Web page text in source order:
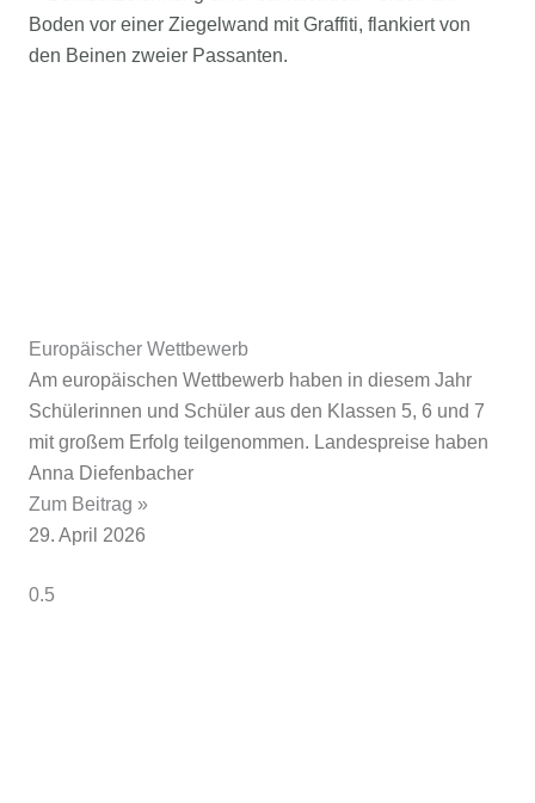
Europäischer Wettbewerb
Am europäischen Wettbewerb haben in diesem Jahr
Schülerinnen und Schüler aus den Klassen 5, 6 und 7
mit großem Erfolg teilgenommen. Landespreise haben
Anna Diefenbacher
Zum Beitrag »
29. April 2026